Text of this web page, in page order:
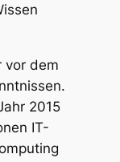
vor dem
2015
IT-